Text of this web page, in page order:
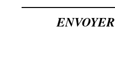
ENVOYER